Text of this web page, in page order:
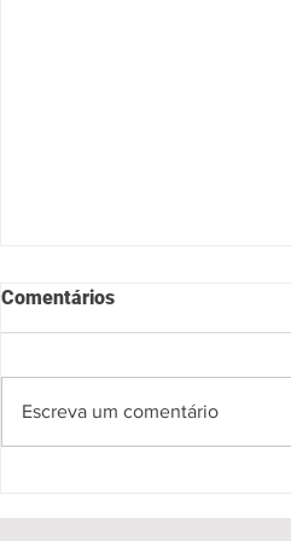
Comentários
Escreva um comentário